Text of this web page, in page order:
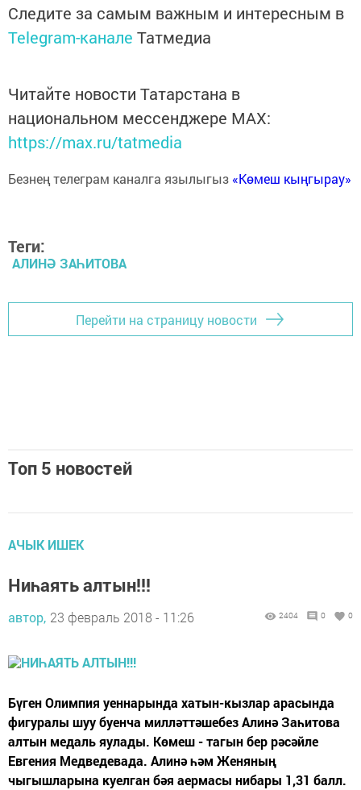
Следите за самым важным и интересным в
Telegram-канале Татмедиа
Читайте новости Татарстана в
национальном мессенджере MАХ:
https://max.ru/tatmedia
Безнең телеграм каналга язылыгыз «Көмеш кыңгырау»
Теги:
АЛИНӘ ЗАҺИТОВА
Перейти на страницу новости
Топ 5 новостей
АЧЫК ИШЕК
Ниһаять алтын!!!
автор, 23 февраль 2018 - 11:26 2404 0 0
Бүген Олимпия уеннарында хатын-кызлар арасында
фигуралы шуу буенча милләттәшебез Алинә Заһитова
алтын медаль яулады. Көмеш - тагын бер рәсәйле
Евгения Медведевада. Алинә һәм Женяның
чыгышларына куелган бәя аермасы нибары 1,31 балл.